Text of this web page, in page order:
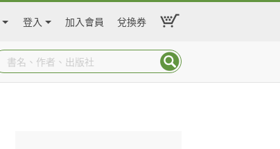
登入 加入會員 兌換券